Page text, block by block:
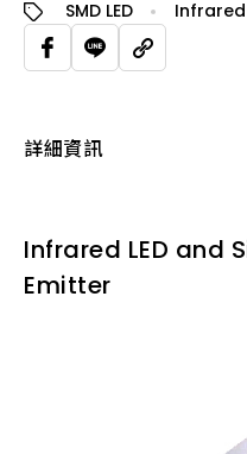
SMD LED Infrared
詳細資訊
規格表
Infrared LED and
Emitter